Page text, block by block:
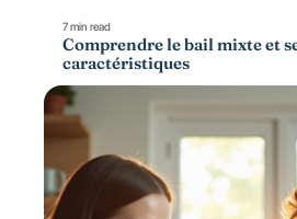
7 min read
Comprendre le bail mixte et
caractéristiques